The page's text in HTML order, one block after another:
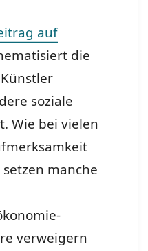
auf
die
soziale
Wie bei vielen
manche
verweigern